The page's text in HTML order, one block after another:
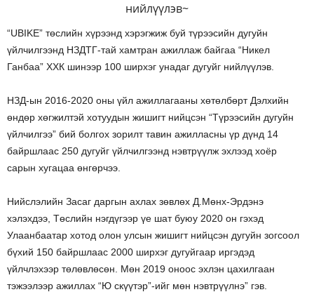
нийлүүлэв~
“UBIKE” төслийн хүрээнд хэрэгжиж буй түрээсийн дугуйн
үйлчилгээнд НЗДТГ-тай хамтран ажиллаж байгаа “Никел
Ганбаа” ХХК шинээр 100 ширхэг унадаг дугуйг нийлүүлэв.
НЗД-ын 2016-2020 оны үйл ажиллагааны хөтөлбөрт Дэлхийн
өндөр хөгжилтэй хотуудын жишигт нийцсэн “Түрээсийн дугуйн
үйлчилгээ” бий болгох зорилт тавин ажилласны үр дүнд 14
байршлаас 250 дугуйг үйлчилгээнд нэвтрүүлж эхлээд хоёр
сарын хугацаа өнгөрчээ.
Нийслэлийн Засаг даргын ахлах зөвлөх Д.Мөнх-Эрдэнэ
хэлэхдээ, Төслийн нэгдүгээр үе шат буюу 2020 он гэхэд
Улаанбаатар хотод олон улсын жишигт нийцсэн дугуйн зогсоол
бүхий 150 байршлаас 2000 ширхэг дугуйгаар иргэдэд
үйлчлэхээр төлөвлөсөн. Мөн 2019 оноос эхлэн цахилгаан
тэжээлээр ажиллах “Ю скүүтэр”-ийг мөн нэвтрүүлнэ” гэв.